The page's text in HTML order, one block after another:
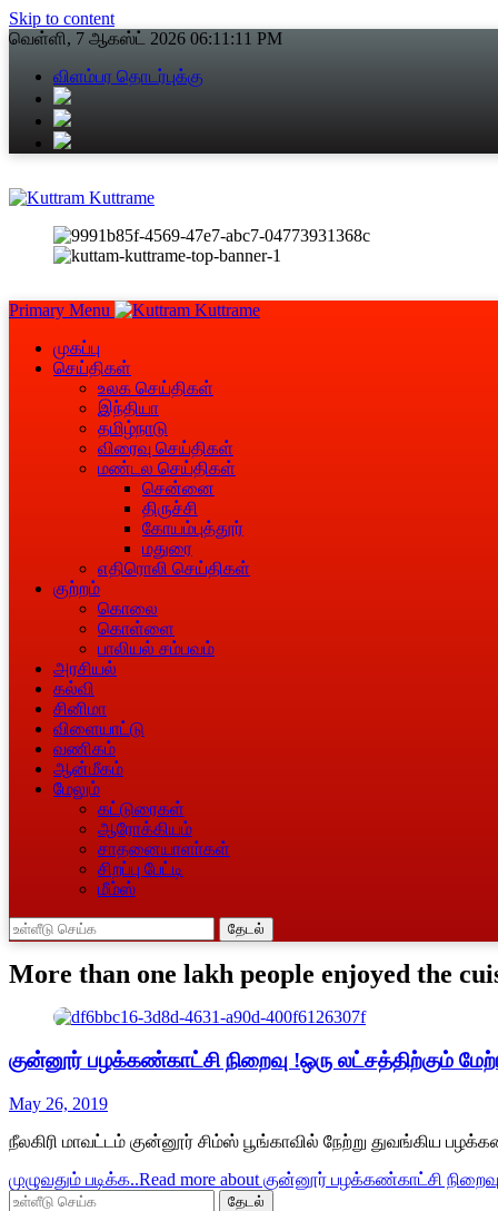
Skip to content
வெள்ளி, 7 ஆகஸ்ட் 2026 06:11:11 PM
விளம்பர தொடர்புக்கு
Primary Menu
முகப்பு
செய்திகள்
உலக செய்திகள்
இந்தியா
தமிழ்நாடு
விரைவு செய்திகள்
மண்டல செய்திகள்
சென்னை
திருச்சி
கோயம்புத்தூர்
மதுரை
எதிரொலி செய்திகள்
குற்றம்
கொலை
கொள்ளை
பாலியல் சம்பவம்
அரசியல்
கல்வி
சினிமா
விளையாட்டு
வணிகம்
ஆன்மீகம்
மேலும்
கட்டுரைகள்
ஆரோக்கியம்
சாதனையாளா்கள்
சிறப்பு பேட்டி
மீம்ஸ்
தேடல்
More than one lakh people enjoyed the
குன்னூர் பழக்கண்காட்சி நிறைவு !ஒரு லட்சத்திற்கும்
May 26, 2019
நீலகிரி மாவட்டம் குன்னூர் சிம்ஸ் பூங்காவில் நேற்று துவங்கிய
முழுவதும் படிக்க..Read more about குன்னூர் பழக்கண்காட்சி
தேடல்